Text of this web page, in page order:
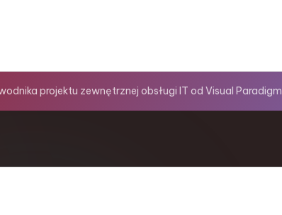
projektu zewnętrznej obsługi IT od Visual Paradigm